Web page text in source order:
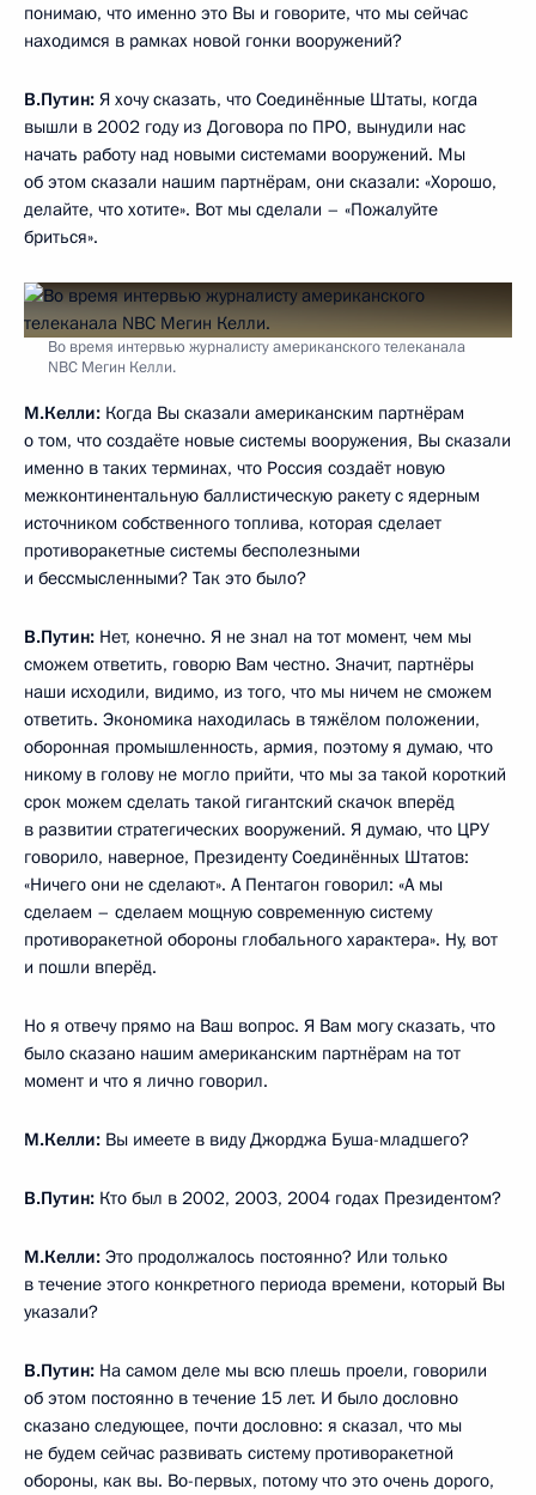
понимаю, что именно это Вы и говорите, что мы сейчас
находимся в рамках новой гонки вооружений?
В.Путин: Я хочу сказать, что Соединённые Штаты, когда
вышли в 2002 году из Договора по ПРО, вынудили нас
начать работу над новыми системами вооружений. Мы
об этом сказали нашим партнёрам, они сказали: «Хорошо,
делайте, что хотите». Вот мы сделали – «Пожалуйте
бриться».
Во время интервью журналисту американского телеканала
NBC Мегин Келли.
М.Келли: Когда Вы сказали американским партнёрам
о том, что создаёте новые системы вооружения, Вы сказали
именно в таких терминах, что Россия создаёт новую
межконтинентальную баллистическую ракету с ядерным
источником собственного топлива, которая сделает
противоракетные системы бесполезными
и бессмысленными? Так это было?
В.Путин: Нет, конечно. Я не знал на тот момент, чем мы
сможем ответить, говорю Вам честно. Значит, партнёры
наши исходили, видимо, из того, что мы ничем не сможем
ответить. Экономика находилась в тяжёлом положении,
оборонная промышленность, армия, поэтому я думаю, что
никому в голову не могло прийти, что мы за такой короткий
срок можем сделать такой гигантский скачок вперёд
в развитии стратегических вооружений. Я думаю, что ЦРУ
говорило, наверное, Президенту Соединённых Штатов:
«Ничего они не сделают». А Пентагон говорил: «А мы
сделаем – сделаем мощную современную систему
противоракетной обороны глобального характера». Ну, вот
и пошли вперёд.
Но я отвечу прямо на Ваш вопрос. Я Вам могу сказать, что
было сказано нашим американским партнёрам на тот
момент и что я лично говорил.
М.Келли: Вы имеете в виду Джорджа Буша-младшего?
В.Путин: Кто был в 2002, 2003, 2004 годах Президентом?
М.Келли: Это продолжалось постоянно? Или только
в течение этого конкретного периода времени, который Вы
указали?
В.Путин: На самом деле мы всю плешь проели, говорили
об этом постоянно в течение 15 лет. И было дословно
сказано следующее, почти дословно: я сказал, что мы
не будем сейчас развивать систему противоракетной
обороны, как вы. Во-первых, потому что это очень дорого,